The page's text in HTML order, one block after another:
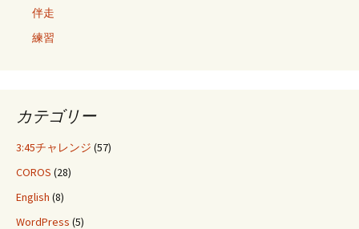
伴走
練習
カテゴリー
3:45チャレンジ (57)
COROS (28)
English (8)
WordPress (5)